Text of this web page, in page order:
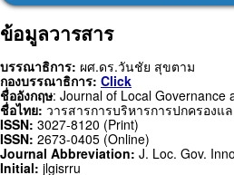
ข้อมูลวารสาร
บรรณาธิการ: ผศ.ดร.วันชัย สุขตาม
กองบรรณาธิการ: Click
ชื่ออังกฤษ: Journal of Local Governance
ชื่อไทย: วารสารการบริหารการปกครองแ
ISSN: 3027-8120 (Print)
ISSN: 2673-0405 (Online)
Journal Abbreviation: J. Loc. Gov.
Initial: jlgisrru